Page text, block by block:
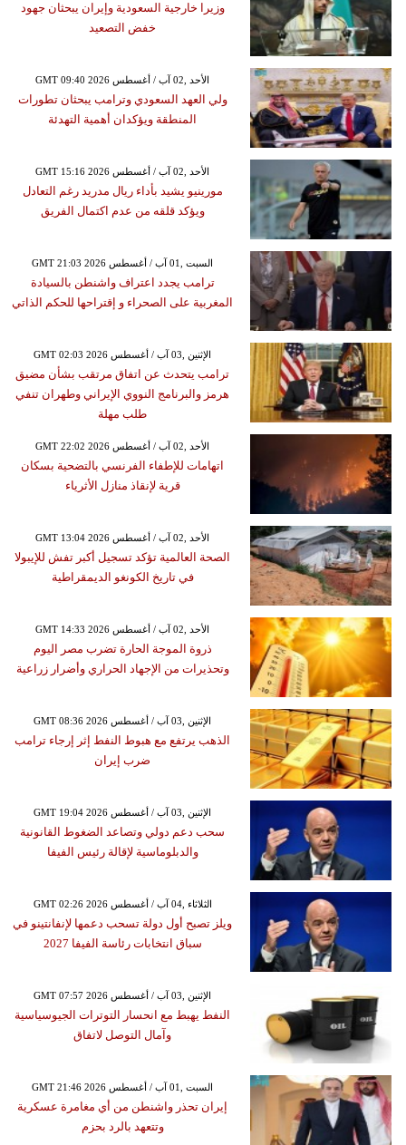
وزيرا خارجية السعودية وإيران يبحثان جهود
خفض التصعيد
GMT 09:40 2026 الأحد ,02 آب / أغسطس
ولي العهد السعودي وترامب يبحثان تطورات
المنطقة ويؤكدان أهمية التهدئة
GMT 15:16 2026 الأحد ,02 آب / أغسطس
مورينيو يشيد بأداء ريال مدريد رغم التعادل
ويؤكد قلقه من عدم اكتمال الفريق
GMT 21:03 2026 السبت ,01 آب / أغسطس
ترامب يجدد اعتراف واشنطن بالسيادة
المغربية على الصحراء و إقتراحها للحكم الذاتي
GMT 02:03 2026 الإثنين ,03 آب / أغسطس
ترامب يتحدث عن اتفاق مرتقب بشأن مضيق
هرمز والبرنامج النووي الإيراني وطهران تنفي
طلب مهلة
GMT 22:02 2026 الأحد ,02 آب / أغسطس
اتهامات للإطفاء الفرنسي بالتضحية بسكان
قرية لإنقاذ منازل الأثرياء
GMT 13:04 2026 الأحد ,02 آب / أغسطس
الصحة العالمية تؤكد تسجيل أكبر تفش للإيبولا
في تاريخ الكونغو الديمقراطية
GMT 14:33 2026 الأحد ,02 آب / أغسطس
ذروة الموجة الحارة تضرب مصر اليوم
وتحذيرات من الإجهاد الحراري وأضرار زراعية
GMT 08:36 2026 الإثنين ,03 آب / أغسطس
الذهب يرتفع مع هبوط النفط إثر إرجاء ترامب
ضرب إيران
GMT 19:04 2026 الإثنين ,03 آب / أغسطس
سحب دعم دولي وتصاعد الضغوط القانونية
والدبلوماسية لإقالة رئيس الفيفا
GMT 02:26 2026 الثلاثاء ,04 آب / أغسطس
ويلز تصبح أول دولة تسحب دعمها لإنفانتينو في
سباق انتخابات رئاسة الفيفا 2027
GMT 07:57 2026 الإثنين ,03 آب / أغسطس
النفط يهبط مع انحسار التوترات الجيوسياسية
وآمال التوصل لاتفاق
GMT 21:46 2026 السبت ,01 آب / أغسطس
إيران تحذر واشنطن من أي مغامرة عسكرية
وتتعهد بالرد بحزم